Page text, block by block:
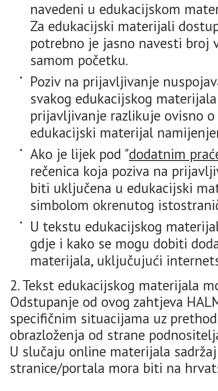
navedeni u edukacijskom
Za edukacijski materijali
potrebno je jasno navesti broj
samom početku.
Poziv na prijavljivanje
svakog edukacijskog
prijavljivanje razlikuje ovisno
edukacijski materijal
Ako je lijek pod "dodatnim
rečenica koja poziva na
biti uključena u edukacijski
simbolom okrenutog
U tekstu edukacijskog
gdje i kako se mogu dobiti
materijala, uključujući
2. Tekst edukacijskog materijala
Odstupanje od ovog zahtjeva
specifičnim situacijama uz
obrazloženja od strane
U slučaju online materijala
stranice/portala mora biti na